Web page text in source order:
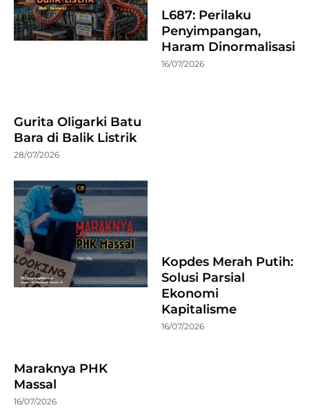
Gurita Oligarki Batu
Bara di Balik Listrik
28/07/2026
L687: Perilaku
Penyimpangan,
Haram Dinormalisasi
16/07/2026
Maraknya PHK
Massal
16/07/2026
Kopdes Merah Putih:
Solusi Parsial
Ekonomi
Kapitalisme
16/07/2026